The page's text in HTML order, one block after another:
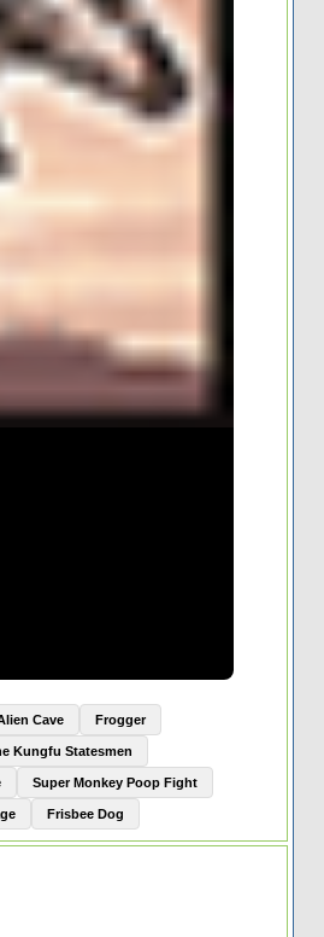
Frogger
Cave
Kungfu Statesmen
Super Monkey Poop Fight
Frisbee Dog